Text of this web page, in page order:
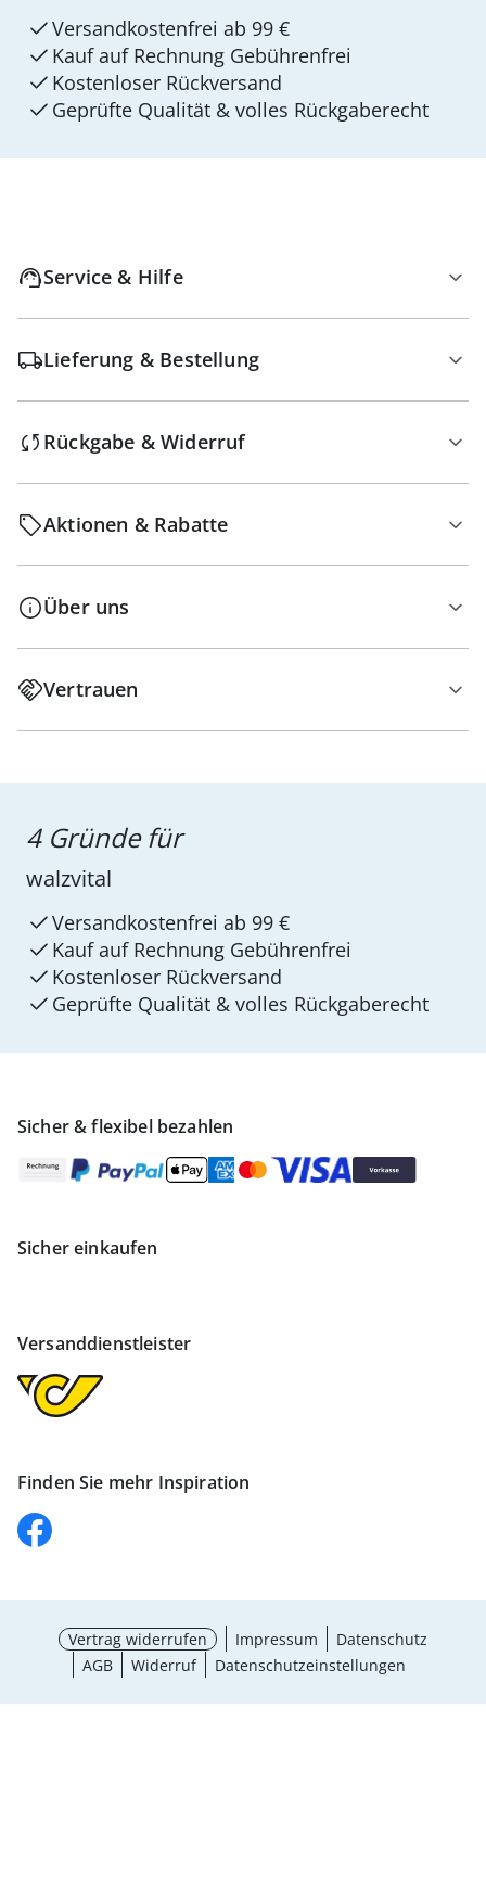
Versandkostenfrei ab 99 €
Kauf auf Rechnung Gebührenfrei
Kostenloser Rückversand
Geprüfte Qualität & volles Rückgaberecht
Service & Hilfe
Lieferung & Bestellung
Rückgabe & Widerruf
Aktionen & Rabatte
Über uns
Vertrauen
Sicher & flexibel bezahlen
Sicher einkaufen
Versanddienstleister
Finden Sie mehr Inspiration
4 Gründe für
walzvital
Versandkostenfrei ab 99 €
Kauf auf Rechnung Gebührenfrei
Kostenloser Rückversand
Geprüfte Qualität & volles Rückgaberecht
Vertrag widerrufen Impressum
Datenschutz
AGB
Widerruf Datenschutzeinstellungen